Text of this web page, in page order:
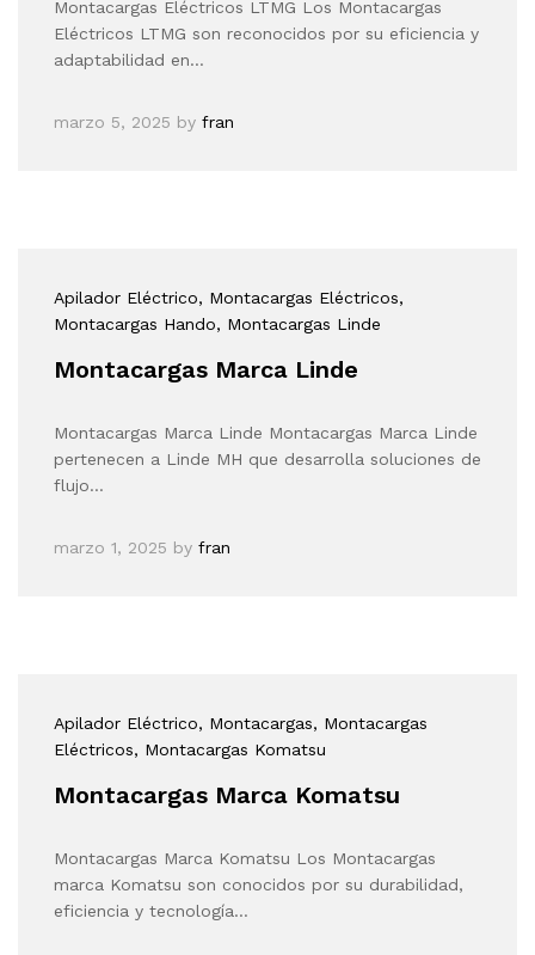
Montacargas Eléctricos LTMG Los Montacargas
Eléctricos LTMG son reconocidos por su eficiencia y
adaptabilidad en…
marzo 5, 2025 by fran
Apilador Eléctrico, Montacargas Eléctricos,
Montacargas Hando, Montacargas Linde
Montacargas Marca Linde
Montacargas Marca Linde Montacargas Marca Linde
pertenecen a Linde MH que desarrolla soluciones de
flujo…
marzo 1, 2025 by fran
Apilador Eléctrico, Montacargas, Montacargas
Eléctricos, Montacargas Komatsu
Montacargas Marca Komatsu
Montacargas Marca Komatsu Los Montacargas
marca Komatsu son conocidos por su durabilidad,
eficiencia y tecnología…